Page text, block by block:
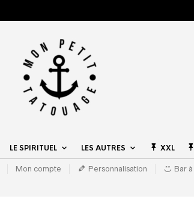
LE SPIRITUEL LES AUTRES XXL
Mon compte Personnalisation Bar